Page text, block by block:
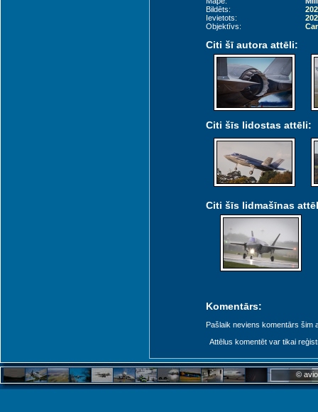
Bildēts:
Ievietots:
Objektīvs:
Citi šī autora attēli:
Citi šīs lidostas attēli:
Citi šīs lidmašīnas
Komentārs:
Pašlaik neviens komentārs šim
Attēlus komentēt var tikai
©